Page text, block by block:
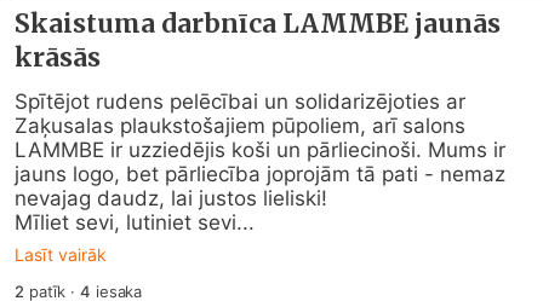
Skaistuma darbnīca LAMMBE jaunās
krāsās
Spītējot rudens pelēcībai un solidarizējoties ar
Zaķusalas plaukstošajiem pūpoliem, arī salons
LAMMBE ir uzziedējis koši un pārliecinoši. Mums ir
jauns logo, bet pārliecība joprojām tā pati - nemaz
nevajag daudz, lai justos lieliski!
Mīliet sevi, lutiniet sevi...
Lasīt vairāk
2 patīk ·4 iesaka